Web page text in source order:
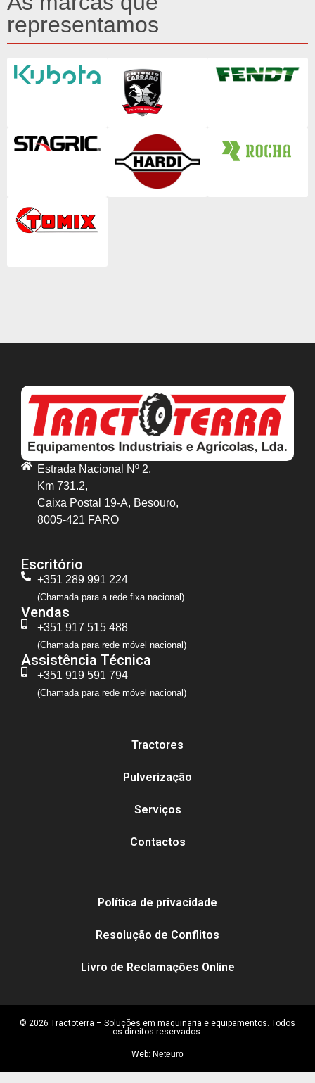
representamos
Estrada Nacional Nº 2,
Km 731.2,
Caixa Postal 19-A, Besouro,
8005-421 FARO
Escritório
+351 289 991 224
(Chamada para a rede fixa nacional)
Vendas
+351 917 515 488
(Chamada para rede móvel nacional)
Assistência Técnica
+351 919 591 794
(Chamada para rede móvel nacional)
Tractores
Pulverização
Serviços
Contactos
Política de privacidade
Resolução de Conflitos
Livro de Reclamações Online
© 2026 Tractoterra – Soluções em maquinaria e equipamentos. Todos
os direitos reservados.
Web: Neteuro